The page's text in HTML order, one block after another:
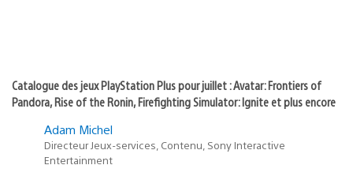
Catalogue des jeux PlayStation Plus pour juillet : Avatar: Frontiers of
Pandora, Rise of the Ronin, Firefighting Simulator: Ignite et plus encore
Adam Michel
Directeur Jeux-services, Contenu, Sony Interactive
Entertainment